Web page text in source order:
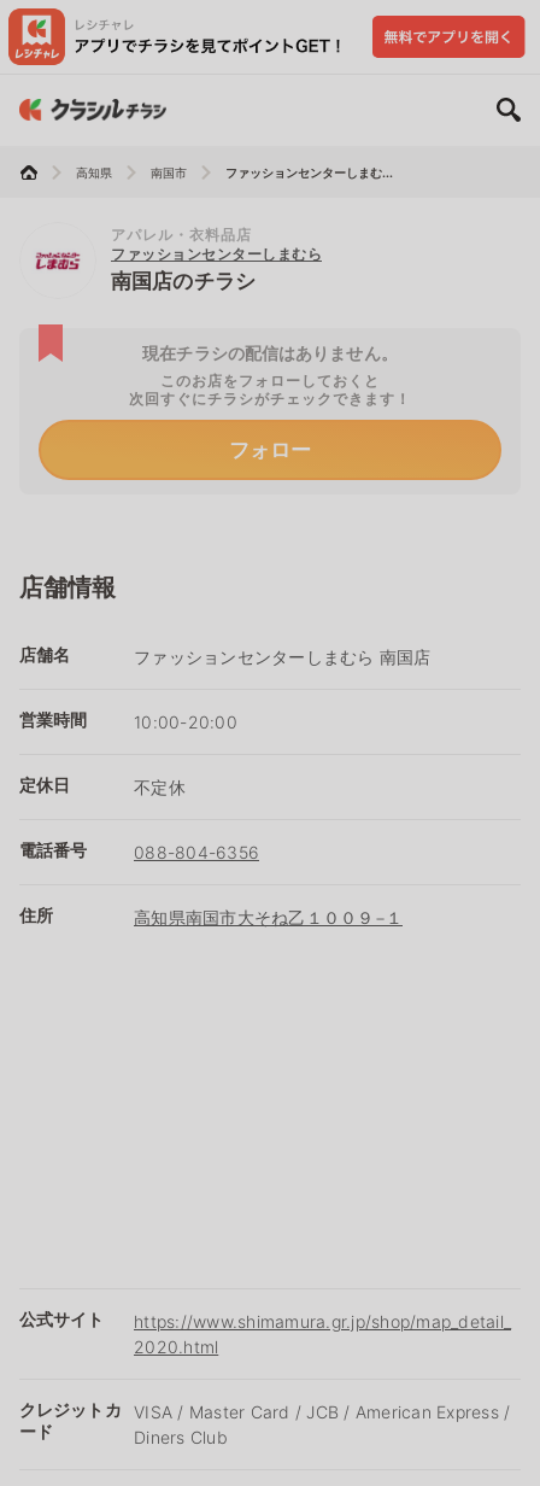
高知県 南国市 ファッションセンターしまむ...
アパレル・衣料品店
ファッションセンターしまむら
南国店のチラシ
現在チラシの配信はありません。
このお店をフォローしておくと
次回すぐにチラシがチェックできます！
フォロー
店舗情報
店舗名 ファッションセンターしまむら 南国店
営業時間 10:00-20:00
定休日 不定休
電話番号 088-804-6356
住所 高知県南国市大そね乙１００９−１
公式サイト
https://www.shimamura.gr.jp/shop/map_detail_
2020.html
クレジットカ
ード
VISA / Master Card / JCB / American Express /
Diners Club